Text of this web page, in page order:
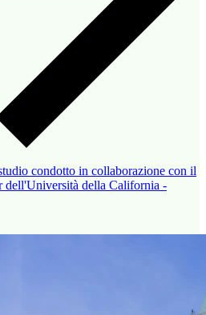
condotto in collaborazione con il
dell'Università della California -